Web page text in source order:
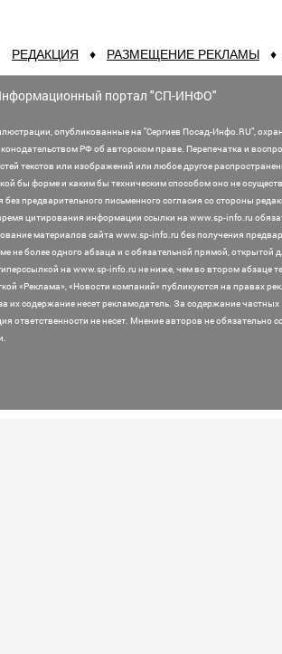
РЕДАКЦИЯ ♦ РАЗМЕЩЕНИЕ РЕКЛАМЫ
портал "СП-ИНФО"
опубликованные на "Сергиев Посад-Инфо.RU",
РФ об авторском праве. Перепечатка и
текстов или изображений или любое другое
бы форме и каким бы техническим способом оно не
без предварительного письменного согласия со стороны
цитирования информации ссылки на www.sp-info.ru
материалов сайта www.sp-info.ru без получения
не более одного абзаца и с обязательной прямой, открытой
на www.sp-info.ru не ниже, чем во втором абзаце
«Реклама», «Новости компаний» публикуются на правах
их содержание несет рекламодатель. За содержание частных
ответственности не несет. Мнениеавторов не обязательно